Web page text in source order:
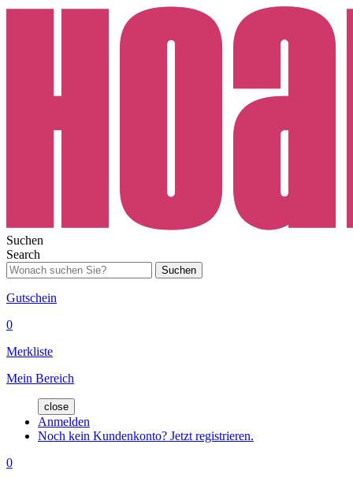
Suchen
Search
Suchen
Gutschein
0
Merkliste
Mein Bereich
close
Anmelden
Noch kein Kundenkonto? Jetzt registrieren.
0